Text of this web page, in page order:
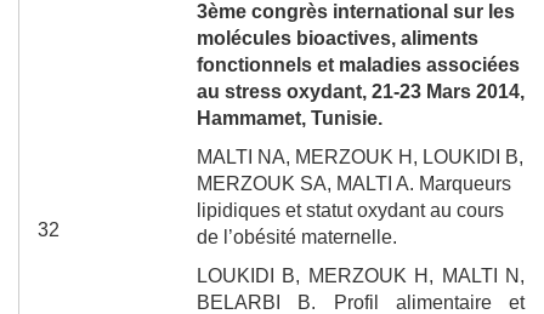
32
3ème congrès international sur les
molécules bioactives, aliments
fonctionnels et maladies associées
au stress oxydant, 21-23 Mars 2014,
Hammamet, Tunisie.
MALTI NA, MERZOUK H, LOUKIDI B,
MERZOUK SA, MALTI A. Marqueurs
lipidiques et statut oxydant au cours
de l’obésité maternelle.
LOUKIDI B, MERZOUK H, MALTI N ,
BELARBI B.
Profil alimentaire et